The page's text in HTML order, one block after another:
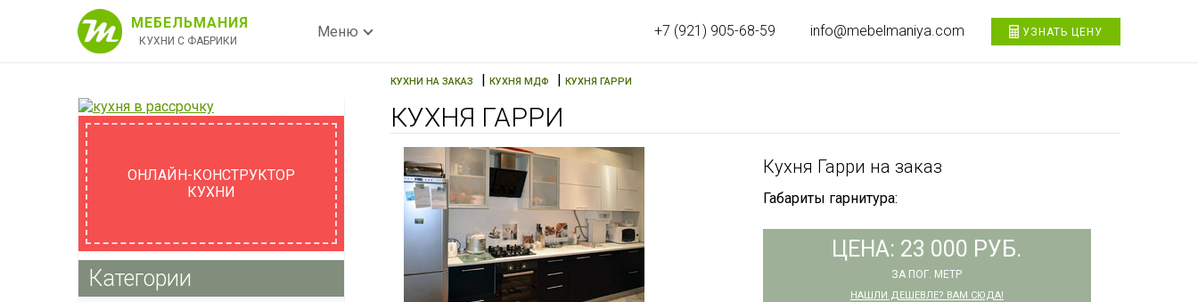
МЕБЕЛЬМАНИЯ
КУХНИ С ФАБРИКИ
Меню +7 (921) 905-68-59 info@mebelmaniya.com УЗНАТЬ ЦЕНУ
КУХНИ НА ЗАКАЗ | КУХНЯ МДФ | КУХНЯ ГАРРИ
КУХНЯ ГАРРИ
Кухня Гарри на заказ
Габариты гарнитура:
ЦЕНА: 23 000 РУБ.
ЗА ПОГ. МЕТР
НАШЛИ ДЕШЕВЛЕ? ВАМ СЮДА!
ОНЛАЙН-КОНСТРУКТОР
КУХНИ
Категории